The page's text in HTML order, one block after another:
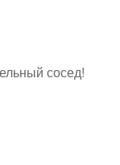
сосед!